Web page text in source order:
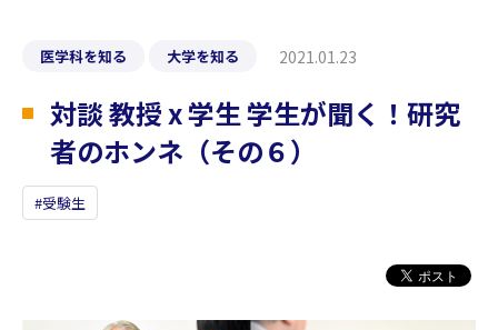
対談 教授 x 学生 学生が聞く！研究
者のホンネ（その６）
医学科を知る 大学を知る 2021.01.23
受験生